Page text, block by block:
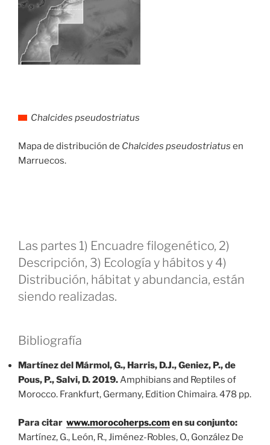
Chalcides pseudostriatus
Mapa de distribución de Chalcides pseudostriatus en
Marruecos.
Las partes 1) Encuadre filogenético, 2)
Descripción, 3) Ecología y hábitos y 4)
Distribución, hábitat y abundancia, están
siendo realizadas.
Bibliografía
Martínez del Mármol, G., Harris, D.J., Geniez, P., de
Pous, P., Salvi, D. 2019.Amphibians and Reptiles of
Morocco. Frankfurt, Germany, Edition Chimaira. 478 pp.
Para citar www.morocoherps.comen su conjunto:
Martínez, G., León, R., Jiménez-Robles, O., González De